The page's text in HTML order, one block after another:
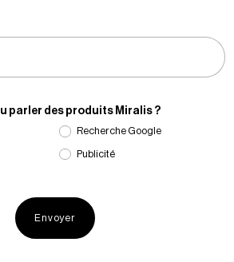
parler des produits Miralis ?
Recherche Google
Publicité
Envoyer